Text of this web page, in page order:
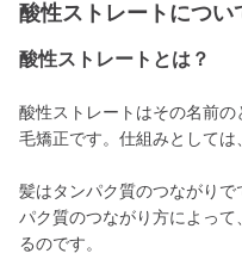
酸性ストレートについ
酸性ストレートとは？
酸性ストレートはその名前
毛矯正です。仕組みとしては
髪はタンパク質のつながり
パク質のつながり方によっ
るのです。